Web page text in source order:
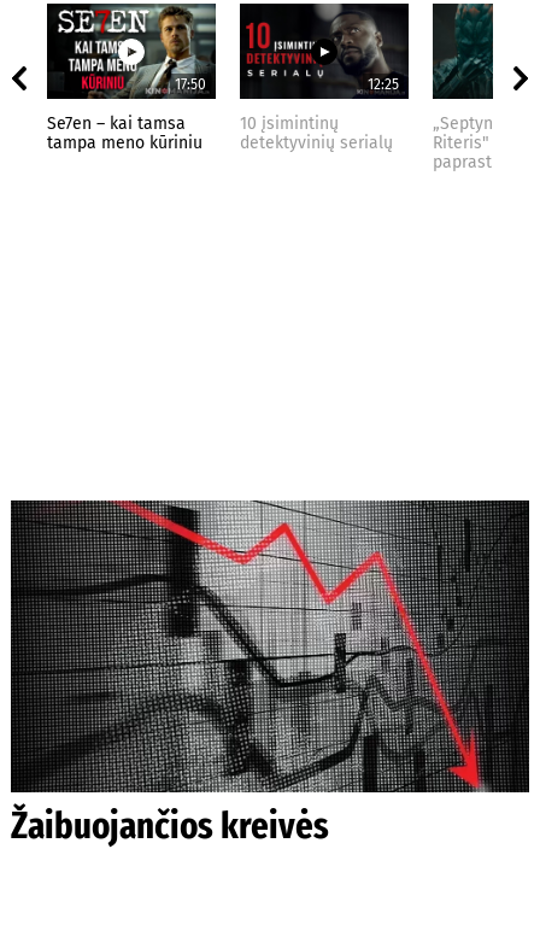
17:50
Se7en – kai tamsa
tampa meno kūriniu
12:25
10 įsimintinų
detektyvinių serialų
„Septynių
Riteris" – kai
paprastumas
Žaibuojančios kreivės